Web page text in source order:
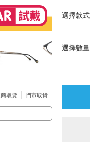
商取貨 門市取貨
選擇款式
選擇數量